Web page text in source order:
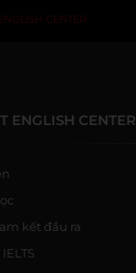
CENTER
ENGLISH CENTER
kết đầu ra